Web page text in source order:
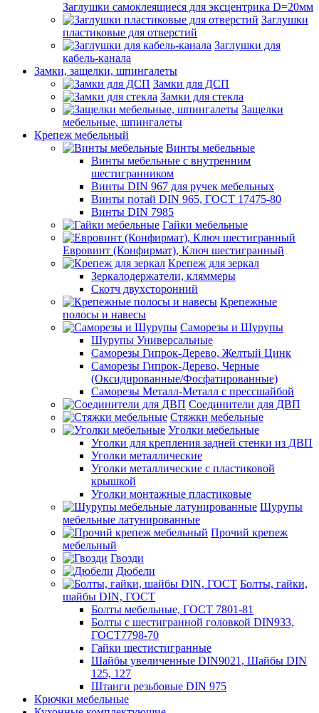
Заглушки самоклеящиеся для эксцентрика D=20мм
Заглушки
пластиковые для отверстий
Заглушки для
кабель-канала
Замки, защелки, шпингалеты
Замки для ДСП
Замки для стекла
Защелки
мебельные, шпингалеты
Крепеж мебельный
Винты мебельные
Винты мебельные с внутренним
шестигранником
Винты DIN 967 для ручек мебельных
Винты потай DIN 965, ГОСТ 17475-80
Винты DIN 7985
Гайки мебельные
Евровинт (Конфирмат), Ключ шестигранный
Крепеж для зеркал
Зеркалодержатели, кляммеры
Скотч двухсторонний
Крепежные
полосы и навесы
Саморезы и Шурупы
Шурупы Универсальные
Саморезы Гипрок-Дерево, Желтый Цинк
Саморезы Гипрок-Дерево, Черные
(Оксидированные/Фосфатированные)
Саморезы Металл-Металл с прессшайбой
Соединители для ДВП
Стяжки мебельные
Уголки мебельные
Уголки для крепления задней стенки из ДВП
Уголки металлические
Уголки металлические с пластиковой
крышкой
Уголки монтажные пластиковые
Шурупы
мебельные латунированные
Прочий крепеж
мебельный
Гвозди
Дюбели
Болты, гайки,
шайбы DIN, ГОСТ
Болты мебельные, ГОСТ 7801-81
Болты с шестигранной головкой DIN933,
ГОСТ7798-70
Гайки шестистигранные
Шайбы увеличенные DIN9021, Шайбы DIN
125, 127
Штанги резьбовые DIN 975
Крючки мебельные